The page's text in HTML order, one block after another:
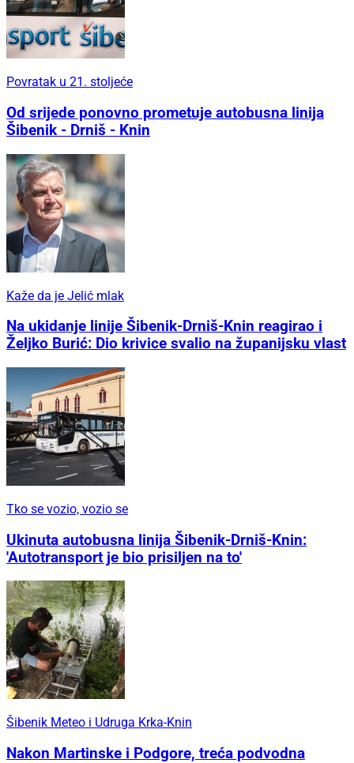
Povratak u 21. stoljeće
Od srijede ponovno prometuje autobusna linija
Šibenik - Drniš - Knin
Kaže da je Jelić mlak
Na ukidanje linije Šibenik-Drniš-Knin reagirao i
Željko Burić: Dio krivice svalio na županijsku vlast
Tko se vozio, vozio se
Ukinuta autobusna linija Šibenik-Drniš-Knin:
'Autotransport je bio prisiljen na to'
Šibenik Meteo i Udruga Krka-Knin
Nakon Martinske i Podgore, treća podvodna